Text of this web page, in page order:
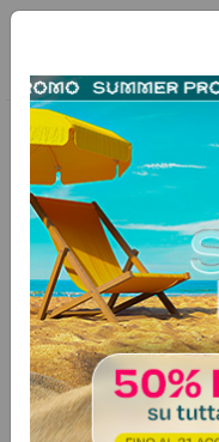
Home Quotidiano Il
8 maggio 2025
Categorie: Contenzioso
Sospensione
vale anche
IMU post
La CGT di